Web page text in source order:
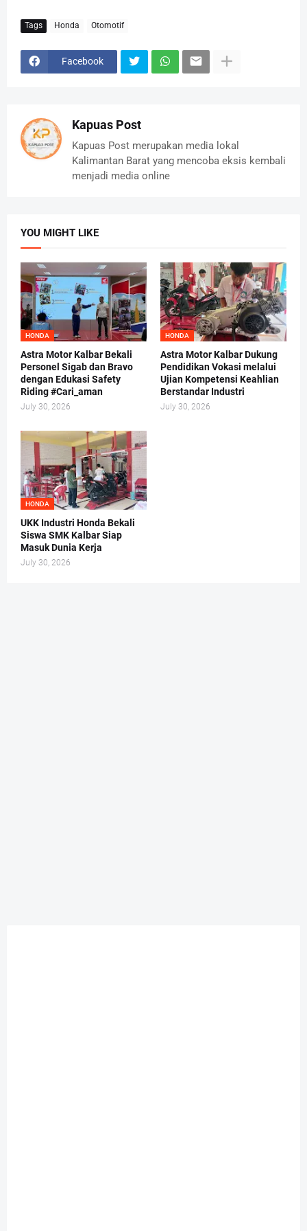
Tags Honda Otomotif
Facebook
Kapuas Post
Kapuas Post merupakan media lokal
Kalimantan Barat yang mencoba eksis kembali
menjadi media online
YOU MIGHT LIKE
HONDA
Astra Motor Kalbar Bekali
Personel Sigab dan Bravo
dengan Edukasi Safety
Riding #Cari_aman
July 30, 2026
HONDA
Astra Motor Kalbar Dukung
Pendidikan Vokasi melalui
Ujian Kompetensi Keahlian
Berstandar Industri
July 30, 2026
HONDA
UKK Industri Honda Bekali
Siswa SMK Kalbar Siap
Masuk Dunia Kerja
July 30, 2026